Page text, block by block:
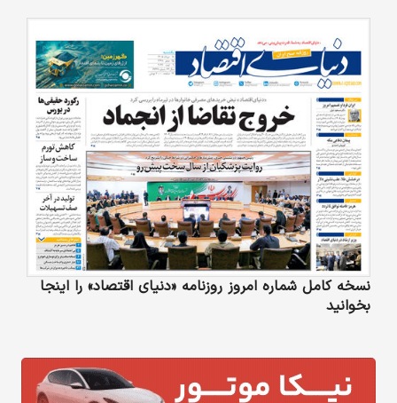
نسخه کامل شماره امروز روزنامه «دنیای‌ اقتصاد» را اینجا
بخوانید